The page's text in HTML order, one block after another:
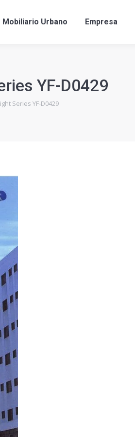
Mobiliario Urbano Empresa
YF-D0429
Series YF-D0429